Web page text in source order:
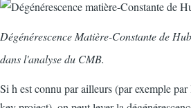
Dégénérescence Matière-Constante de
dans l'analyse du CMB.
Si h est connu par ailleurs (par exemple